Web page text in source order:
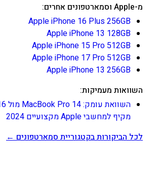
מ-Apple וסמארטפונים אחרים:
Apple iPhone 16 Plus 256GB
Apple iPhone 13 128GB
Apple iPhone 15 Pro 512GB
Apple iPhone 17 Pro 512GB
Apple iPhone 13 256GB
השוואות מעמיקות:
מקיף למחשבי Apple מקצועיים 2024
לכל הביקורות בקטגוריית סמארטפונים ←